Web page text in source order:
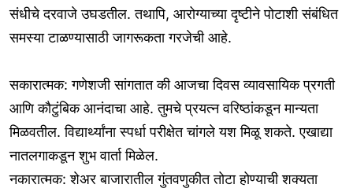
संधीचे दरवाजे उघडतील. तथापि, आरोग्याच्या दृष्टीने पोटाशी संबंधित
समस्या टाळण्यासाठी जागरूकता गरजेची आहे.
सकारात्मक: गणेशजी सांगतात की आजचा दिवस व्यावसायिक प्रगती
आणि कौटुंबिक आनंदाचा आहे. तुमचे प्रयत्न वरिष्ठांकडून मान्यता
मिळवतील. विद्यार्थ्यांना स्पर्धा परीक्षेत चांगले यश मिळू शकते. एखाद्या
नातलगाकडून शुभ वार्ता मिळेल.
नकारात्मक: शेअर बाजारातील गुंतवणुकीत तोटा होण्याची शक्यता